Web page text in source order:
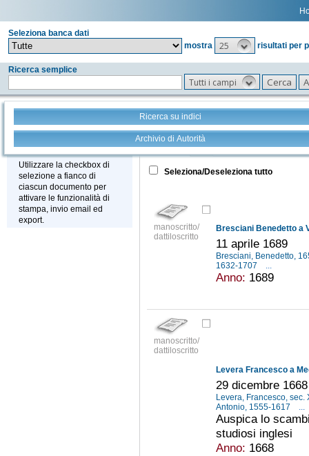
Seleziona banca dati
mostra
25 risultati per
Ricerca semplice
Tutti i campi
Ricerca su indici
Archivio di Autorità
Stampa - Email - Export
Utilizzare la checkbox di
selezione a fianco di
ciascun documento per
attivare le funzionalità di
stampa, invio email ed
export.
Tutto +
Seleziona/Deseleziona tutto
manoscritto/
dattiloscritto
Bresciani Benedetto a
11 aprile 1689
Bresciani, Benedetto,
1632-1707
...
Anno: 1689
manoscritto/
dattiloscritto
Levera Francesco a
29 dicembre 1668
Levera, Francesco, sec.
Antonio, 1555-1617
...
Auspica lo
studiosi inglesi
Anno: 1668